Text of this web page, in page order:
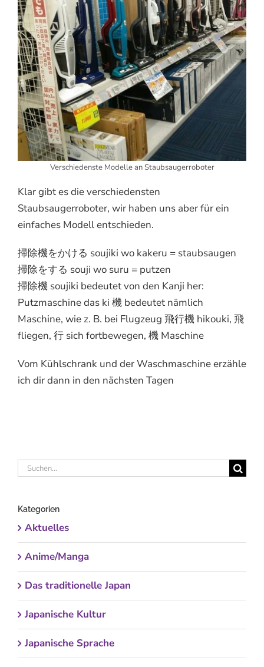
Verschiedenste Modelle an Staubsaugerroboter
Klar gibt es die verschiedensten
Staubsaugerroboter, wir haben uns aber für ein
einfaches Modell entschieden.
掃除機をかける soujiki wo kakeru = staubsaugen
掃除をする souji wo suru = putzen
掃除機 soujiki bedeutet von den Kanji her:
Putzmaschine das ki 機 bedeutet nämlich
Maschine, wie z. B. bei Flugzeug 飛行機 hikouki, 飛
fliegen, 行 sich fortbewegen, 機 Maschine
Vom Kühlschrank und der Waschmaschine erzähle
ich dir dann in den nächsten Tagen
Suche
Kategorien
Aktuelles
Anime/Manga
Das traditionelle Japan
Japanische Kultur
Japanische Sprache